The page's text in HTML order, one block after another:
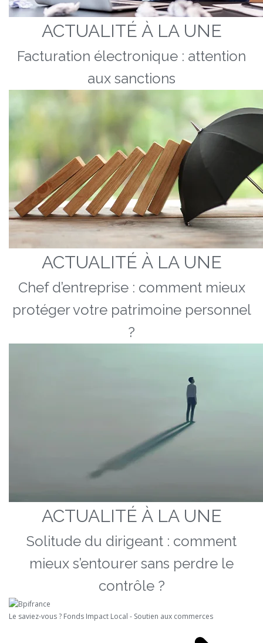
ACTUALITÉ À LA UNE
Facturation électronique : attention
aux sanctions
ACTUALITÉ À LA UNE
Chef d’entreprise : comment mieux
protéger votre patrimoine personnel
?
ACTUALITÉ À LA UNE
Solitude du dirigeant : comment
mieux s’entourer sans perdre le
contrôle ?
Le saviez-vous ? Fonds Impact Local - Soutien aux commerces